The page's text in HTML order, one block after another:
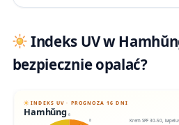
Indeks UV w
bezpiecznie opalać?
INDEKS UV · PROGNOZA 16 DNI
Hamhŭng 6
8
Krem SPF 30-50,